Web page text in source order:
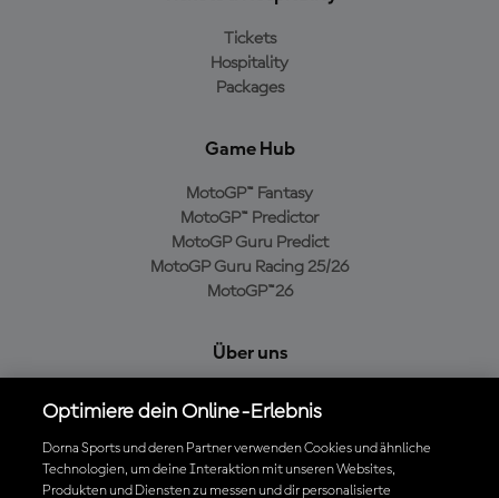
Tickets
Hospitality
Packages
Game Hub
MotoGP™ Fantasy
MotoGP™ Predictor
MotoGP Guru Predict
MotoGP Guru Racing 25/26
MotoGP™26
Über uns
Cookie-Richtlinien
Geschäftsbedingungen
Datenschutzrichtlinien
Optimiere dein Online-Erlebnis
Dorna Sports und deren Partner verwenden Cookies und ähnliche
Technologien, um deine Interaktion mit unseren Websites,
Produkten und Diensten zu messen und dir personalisierte